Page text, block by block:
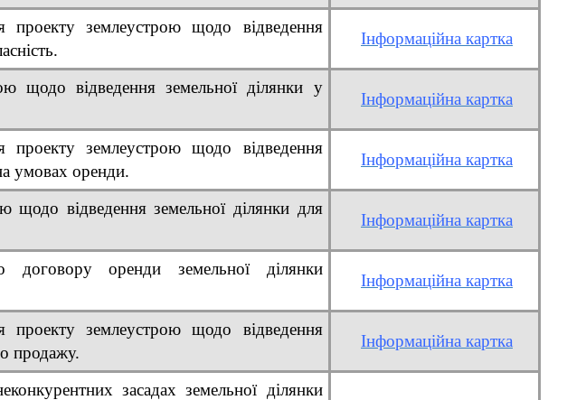
проекту землеустрою щодо відведення
Інформаційна картка
щодо відведення земельної ділянки у
Інформаційна картка
проекту землеустрою щодо відведення
умовах оренди.
Інформаційна картка
щодо відведення земельної ділянки для
Інформаційна картка
договору оренди земельної ділянки
Інформаційна картка
проекту землеустрою щодо відведення
продажу.
Інформаційна картка
засадах земельної ділянки